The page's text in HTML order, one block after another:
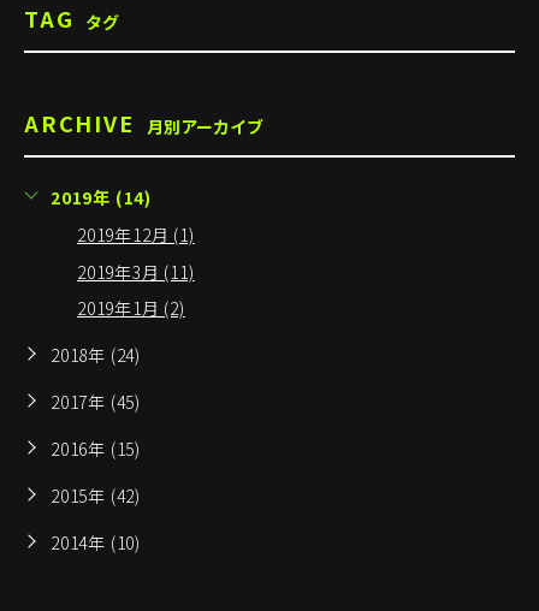
TAG タグ
ARCHIVE 月別アーカイブ
2019年 (14)
2019年12月 (1)
2019年3月 (11)
2019年1月 (2)
2018年 (24)
2017年 (45)
2016年 (15)
2015年 (42)
2014年 (10)